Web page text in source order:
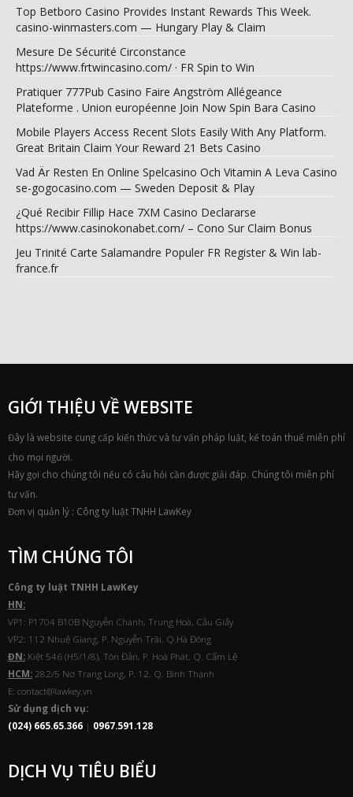
Top Betboro Casino Provides Instant Rewards This Week.
casino-winmasters.com — Hungary Play & Claim
Mesure De Sécurité Circonstance
https://www.frtwincasino.com/ · FR Spin to Win
Pratiquer 777Pub Casino Faire Angström Allégeance
Plateforme . Union européenne Join Now Spin Bara Casino
Mobile Players Access Recent Slots Easily With Any Platform.
Great Britain Claim Your Reward 21 Bets Casino
Vad Är Resten En Online Spelcasino Och Vitamin A Leva Casino
se-gogocasino.com — Sweden Deposit & Play
¿Qué Recibir Fillip Hace 7XM Casino Declararse
https://www.casinokonabet.com/ – Cono Sur Claim Bonus
Jeu Trinité Carte Salamandre Populer FR Register & Win lab-
france.fr
GIỚI THIỆU VỀ WEBSITE
Đây là website cung cấp kiến thức và tư vấn pháp luật, kế toán thuế miễn phí
cho mọi người.
Hãy gọi cho chúng tôi nếu có câu hỏi cần được giải đáp. Chúng tôi miễn phí
tư vấn.
Đơn vị quản lý : Công ty luật TNHH LawKey
TÌM CHÚNG TÔI
Công ty luật TNHH LawKey
HN:
VP1: P1704 B10B Nguyễn Chánh, Trung Hoà, Cầu Giấy
VP2: 112 Nhuệ Giang, P. Nguyễn Trãi, Q.Hà Đông
ĐN: Kiệt 546 (H5/1/8), Tôn Đản, P. Hoà Phát, Q. Cẩm Lệ
HCM: 282/5 Nơ Trang Long, P. 12, Q. Bình Thạnh
E: contact@lawkey.vn
Sử dụng dịch vụ:
(024) 665.65.366 | 0967.591.128
DỊCH VỤ TIÊU BIỂU